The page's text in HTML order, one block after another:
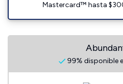
Mastercard™ hasta
99% disponible